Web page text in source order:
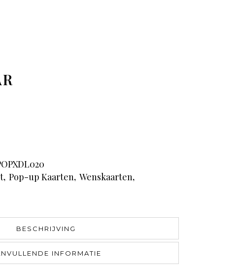
, Pop-up Kaarten, Wenskaarten,
BESCHRIJVING
INFORMATIE